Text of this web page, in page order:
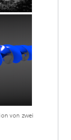
von zwei